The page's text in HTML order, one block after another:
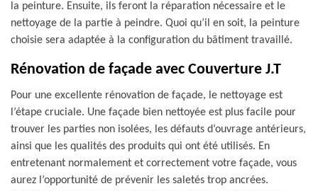
la peinture. Ensuite, ils feront la réparation nécessaire et le
nettoyage de la partie à peindre. Quoi qu’il en soit, la peinture
choisie sera adaptée à la configuration du bâtiment travaillé.
Rénovation de façade avec Couverture J.T
Pour une excellente rénovation de façade, le nettoyage est
l’étape cruciale. Une façade bien nettoyée est plus facile pour
trouver les parties non isolées, les défauts d’ouvrage antérieurs,
ainsi que les qualités des produits qui ont été utilisés. En
entretenant normalement et correctement votre façade, vous
aurez l’opportunité de prévenir les saletés trop ancrées.